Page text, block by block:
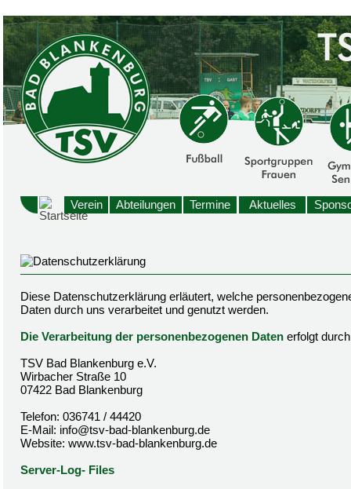
Verein Abteilungen Termine Aktuelles
Diese Datenschutzerklärung erläutert, welche
Daten durch uns verarbeitet und genutzt werden.
Die Verarbeitung der personenbezogenen Daten erfolgt
TSV Bad Blankenburg e.V.
Wirbacher Straße 10
07422 Bad Blankenburg
Telefon: 036741 / 44420
E-Mail: info@tsv-bad-blankenburg.de
Website: www.tsv-bad-blankenburg.de
Server-Log- Files